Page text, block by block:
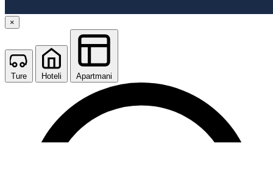
×
Ture Hoteli Apartmani